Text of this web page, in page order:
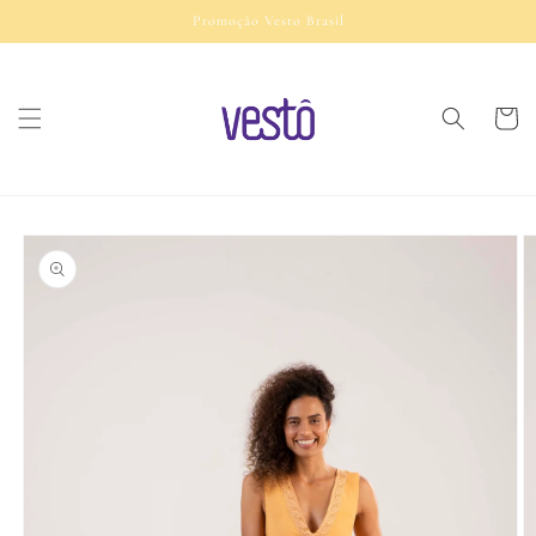
conteúdo
Promoção Vesto Brasil
informações
do produto